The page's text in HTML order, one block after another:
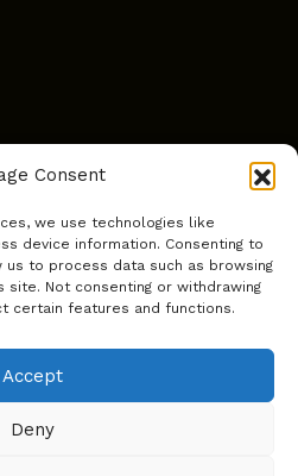
Consent
we use technologies like
device information. Consenting to
to process data such as browsing
site. Not consenting or withdrawing
certain features and functions.
Accept
Deny